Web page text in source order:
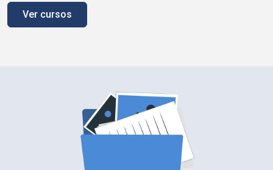
Ver cursos